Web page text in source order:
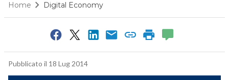
Home Digital Economy
Pubblicato il 18 Lug 2014